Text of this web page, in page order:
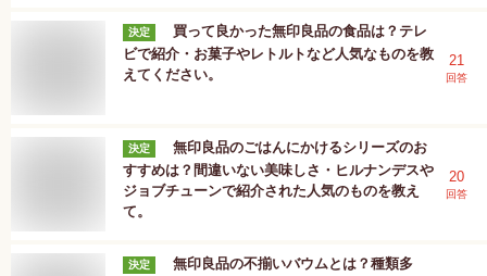
決定
買って良かった無印良品の食品は？テレ
ビで紹介・お菓子やレトルトなど人気なものを教
えてください。
21
回答
決定
無印良品のごはんにかけるシリーズのお
すすめは？間違いない美味しさ・ヒルナンデスや
ジョブチューンで紹介された人気のものを教え
て。
20
回答
決定
無印良品の不揃いバウムとは？種類多